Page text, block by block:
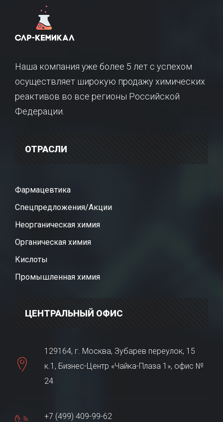
Наша компания уже более 5 лет с успехом
осуществляет широкую продажу химических
реактивов во все регионы Российской
Федерации.
ОТРАСЛИ
Фармацевтика
Спецпредложения/Акции
Неорганическая химия
Органическая химия
Кислоты
Промышленная химия
ЦЕНТРАЛЬНЫЙ ОФИС
129164, г. Москва, Зубарев переулок, 15
к.1, Бизнес-Центр «Чайка-Плаза 1», офис №
24
+7 (499) 409-99-62